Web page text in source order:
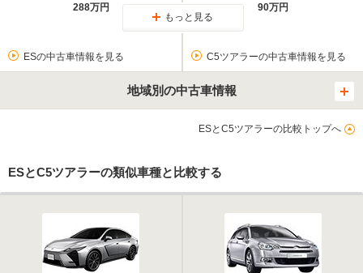
288万円
90万円
もっと見る
ESの中古車情報を見る C5ツアラーの中古車情報を見る
地域別の中古車情報
ESとC5ツアラーの比較トップへ
ESとC5ツアラーの類似車種と比較する